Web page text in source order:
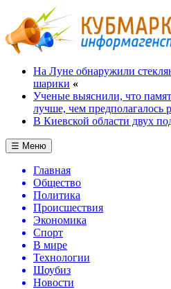
На Луне обнаружили
шарики «
Ученые выяснили, что
лучше, чем предполагалось
В Киевской области двух
☰ Меню
Главная
Общество
Политика
Происшествия
Экономика
Спорт
В мире
Технологии
Шоубиз
Новости